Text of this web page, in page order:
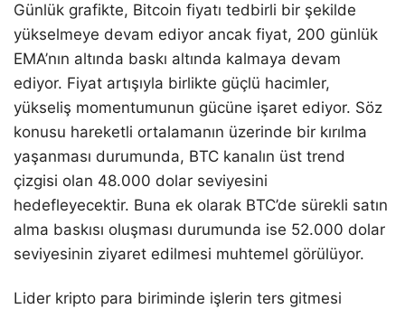
Günlük grafikte, Bitcoin fiyatı tedbirli bir şekilde
yükselmeye devam ediyor ancak fiyat, 200 günlük
EMA’nın altında baskı altında kalmaya devam
ediyor. Fiyat artışıyla birlikte güçlü hacimler,
yükseliş momentumunun gücüne işaret ediyor. Söz
konusu hareketli ortalamanın üzerinde bir kırılma
yaşanması durumunda, BTC kanalın üst trend
çizgisi olan 48.000 dolar seviyesini
hedefleyecektir. Buna ek olarak BTC’de sürekli satın
alma baskısı oluşması durumunda ise 52.000 dolar
seviyesinin ziyaret edilmesi muhtemel görülüyor.
Lider kripto para biriminde işlerin ters gitmesi